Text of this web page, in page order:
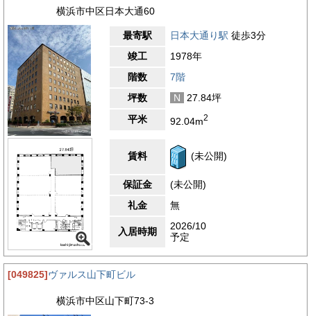
横浜市中区日本大通60
最寄駅 日本大通り駅 徒歩3分
竣工
1978年
階数
7階
坪数
N
27.84坪
平米
92.04m2
賃料 (未公開)
保証金
(未公開)
礼金
無
入居時期
2026/10
予定
[049825]ヴァルス山下町ビル
横浜市中区山下町73-3